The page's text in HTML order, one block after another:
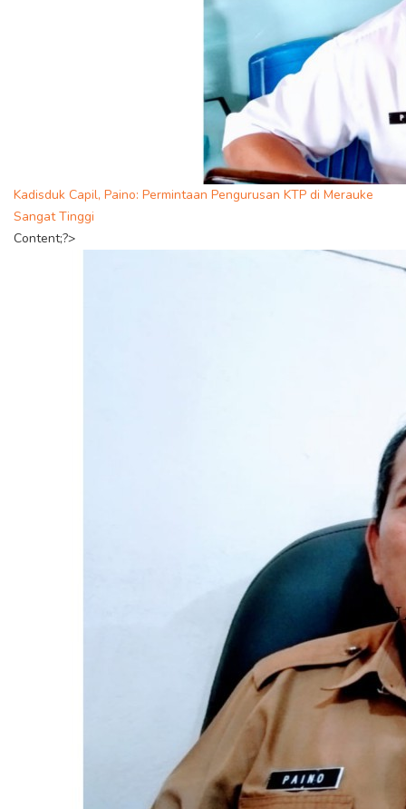
Kadisduk Capil, Paino: Permintaan Pengurusan KTP di Merauke
Sangat Tinggi
Content;?>